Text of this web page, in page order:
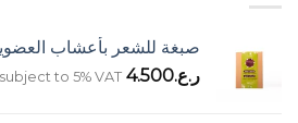
صبغة للشعر بأعشاب
ر.ع.4.500
to 5% VAT